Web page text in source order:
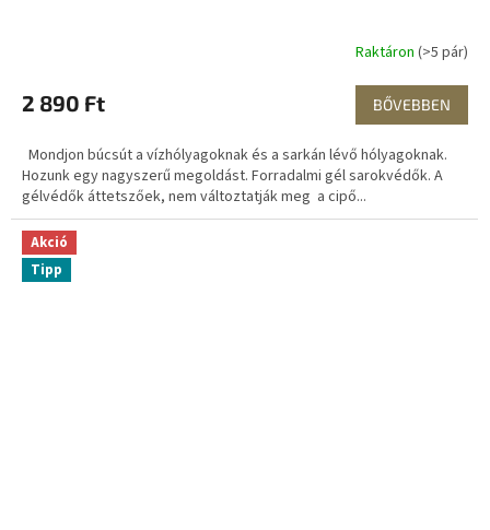
Raktáron (>5 pár)
2 890 Ft BŐVEBBEN
Mondjon búcsút a vízhólyagoknak és a sarkán lévő hólyagoknak.
Hozunk egy nagyszerű megoldást. Forradalmi gél sarokvédők. A
gélvédők áttetszőek, nem változtatják meg a cipő...
Akció
Tipp